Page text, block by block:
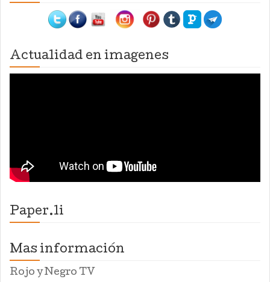
Actualidad en imagenes
Paper.li
Mas información
Rojo y Negro TV